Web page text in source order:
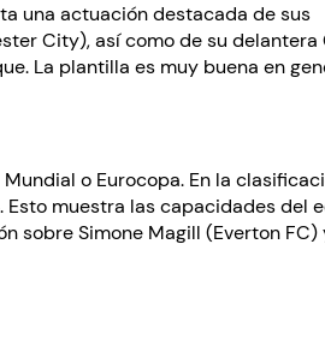
una actuación destacada de sus
City), así como de su delantera
La plantilla es muy buena en
o Eurocopa. En la
muestra las capacidades del
sobre Simone Magill (Everton FC)